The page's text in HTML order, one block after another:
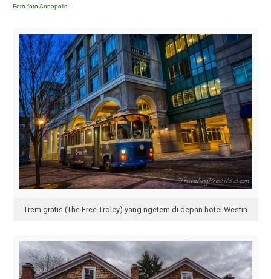
Foto-foto Annapolis:
Trem gratis (The Free Troley) yang ngetem di depan hotel Westin